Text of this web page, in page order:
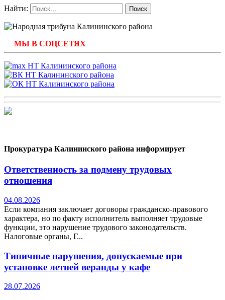
Найти:
МЫ В СОЦСЕТЯХ
Прокуратура Калининского района информирует
Ответственность за подмену трудовых
отношения
04.08.2026
Если компания заключает договоры гражданско-правового
характера, но по факту исполнитель выполняет трудовые
функции, это нарушение трудового законодательств.
Налоговые органы, Г...
Типичные нарушения, допускаемые при
установке летней веранды у кафе
28.07.2026